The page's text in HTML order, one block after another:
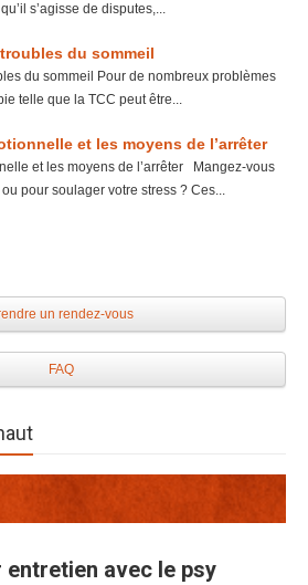
s’agisse de disputes,...
du sommeil
du sommeil Pour de nombreux problèmes
telle que la TCC peut être...
et les moyens de l’arrêter
et les moyens de l’arrêter Mangez-vous
pour soulager votre stress ? Ces...
un rendez-vous
FAQ
avec le psy